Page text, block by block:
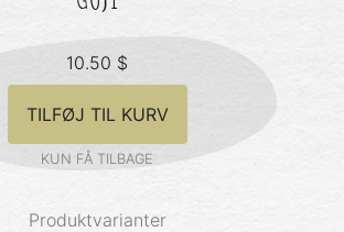
10.50 $
TILFØJ TIL KURV
KUN FÅ TILBAGE
Produktvarianter